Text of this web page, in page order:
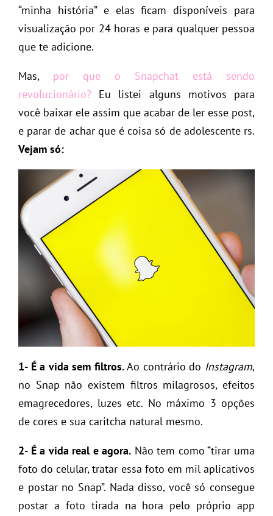
“minha história” e elas ficam disponíveis para
visualização por 24 horas e para qualquer pessoa
que te adicione.
Mas, por que o Snapchat está sendo
revolucionário? Eu listei alguns motivos para
você baixar ele assim que acabar de ler esse post,
e parar de achar que é coisa só de adolescente rs.
Vejam só:
1- É a vida sem filtros.Ao contrário do Instagram,
no Snap não existem filtros milagrosos, efeitos
emagrecedores, luzes etc. No máximo 3 opções
de cores e sua caritcha natural mesmo.
2- É a vida real e agora. Não tem como “tirar uma
foto do celular, tratar essa foto em mil aplicativos
e postar no Snap”. Nada disso, você só consegue
postar a foto tirada na hora pelo próprio app